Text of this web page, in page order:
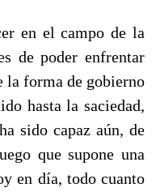
en el campo de la
de poder enfrentar
la forma de gobierno
hasta la saciedad,
sido capaz aún, de
que supone una
en día, todo cuanto